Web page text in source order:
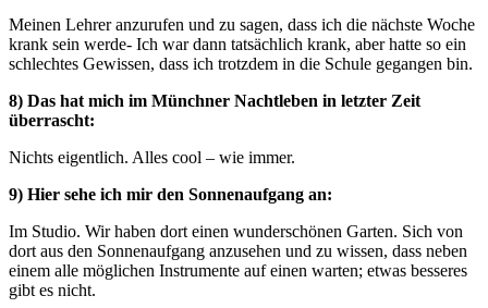
Meinen Lehrer anzurufen und zu sagen, dass ich die nächste Woche
krank sein werde- Ich war dann tatsächlich krank, aber hatte so ein
schlechtes Gewissen, dass ich trotzdem in die Schule gegangen bin.
8) Das hat mich im Münchner Nachtleben in letzter Zeit
überrascht:
Nichts eigentlich. Alles cool – wie immer.
9) Hier sehe ich mir den Sonnenaufgang an:
Im Studio. Wir haben dort einen wunderschönen Garten. Sich von
dort aus den Sonnenaufgang anzusehen und zu wissen, dass neben
einem alle möglichen Instrumente auf einen warten; etwas besseres
gibt es nicht.